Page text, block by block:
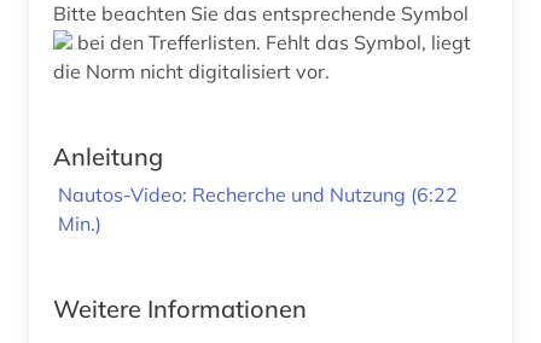
Bitte beachten Sie das entsprechende Symbol
bei den Trefferlisten. Fehlt das Symbol, liegt
die Norm nicht digitalisiert vor.
Anleitung
Nautos-Video: Recherche und Nutzung (6:22
Min.)
Weitere Informationen